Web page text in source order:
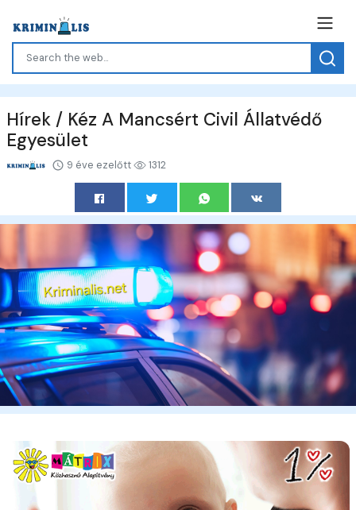
Hírek / Kéz A Mancsért Civil Állatvédő
Egyesület
9 éve ezelőtt 1312